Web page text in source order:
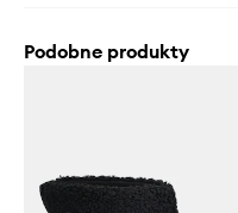
Podobne produkty